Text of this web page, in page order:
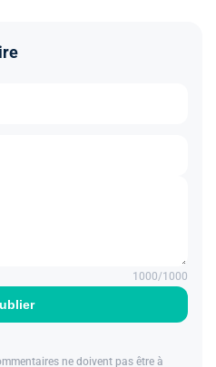
1000/1000
ne doivent pas être à